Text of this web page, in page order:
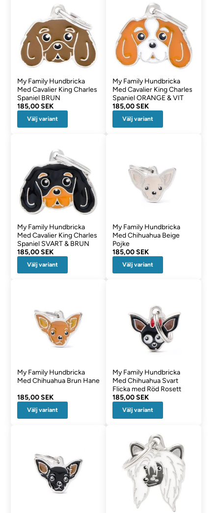
My Family Hundbricka
Med Cavalier King Charles
Spaniel BRUN
185,00 SEK
Välj variant
My Family Hundbricka
Med Cavalier King Charles
Spaniel ORANGE & VIT
185,00 SEK
Välj variant
My Family Hundbricka
Med Cavalier King Charles
Spaniel SVART & BRUN
185,00 SEK
Välj variant
My Family Hundbricka
Med Chihuahua Beige
Pojke
185,00 SEK
Välj variant
My Family Hundbricka
Med Chihuahua Brun Hane
185,00 SEK
Välj variant
My Family Hundbricka
Med Chihuahua Svart
Flicka med Röd Rosett
185,00 SEK
Välj variant